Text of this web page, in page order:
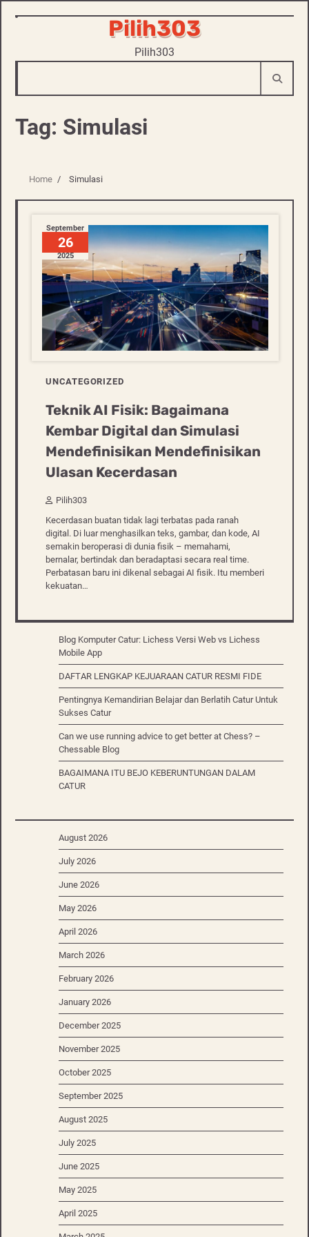
Skip
Pilih303
Pilih303
Tag: Simulasi
Home Simulasi
September
26
2025
UNCATEGORIZED
Teknik AI Fisik: Bagaimana
Kembar Digital dan Simulasi
Mendefinisikan Mendefinisikan
Ulasan Kecerdasan
Pilih303
Kecerdasan buatan tidak lagi terbatas pada ranah
digital. Di luar menghasilkan teks, gambar, dan kode, AI
semakin beroperasi di dunia fisik – memahami,
bernalar, bertindak dan beradaptasi secara real time.
Perbatasan baru ini dikenal sebagai AI fisik. Itu memberi
kekuatan…
Blog Komputer Catur: Lichess Versi Web vs Lichess
Mobile App
DAFTAR LENGKAP KEJUARAAN CATUR RESMI FIDE
Pentingnya Kemandirian Belajar dan Berlatih Catur Untuk
Sukses Catur
Can we use running advice to get better at Chess? –
Chessable Blog
BAGAIMANA ITU BEJO KEBERUNTUNGAN DALAM
CATUR
August 2026
July 2026
June 2026
May 2026
April 2026
March 2026
February 2026
January 2026
December 2025
November 2025
October 2025
September 2025
August 2025
July 2025
June 2025
May 2025
April 2025